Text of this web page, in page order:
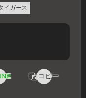
イガース
コピー